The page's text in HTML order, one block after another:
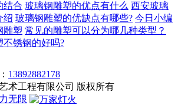
结合 玻璃钢雕塑的优点有什么 西安​玻璃
绍 玻璃钢雕塑的优缺点有哪些? 今日小编
雕塑 常见的雕塑可以分为哪几种类型？
锈钢的好吗?
13892882178
术工程有限公司 版权所有
无限